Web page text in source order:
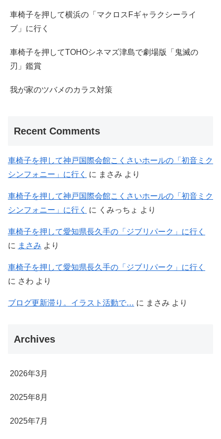
車椅子を押して横浜の「マクロスFギャラクシーライ
ブ」に行く
車椅子を押してTOHOシネマズ津島で劇場版「鬼滅の
刃」鑑賞
我が家のツバメのカラス対策
Recent Comments
車椅子を押して神戸国際会館こくさいホールの「初音ミク
シンフォニー」に行く
に まさみ より
車椅子を押して神戸国際会館こくさいホールの「初音ミク
シンフォニー」に行く
に くみっちょ より
車椅子を押して愛知県長久手の「ジブリパーク」に行く
に まさみ より
車椅子を押して愛知県長久手の「ジブリパーク」に行く
に さわ より
ブログ更新滞り。イラスト活動で… に まさみ より
Archives
2026年3月
2025年8月
2025年7月